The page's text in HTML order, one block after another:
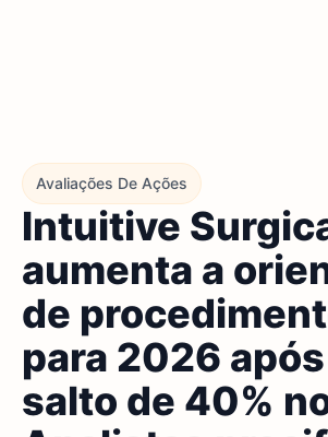
Avaliações De Ações
Intuitive
aumenta a
de
para 2026
salto de 40%